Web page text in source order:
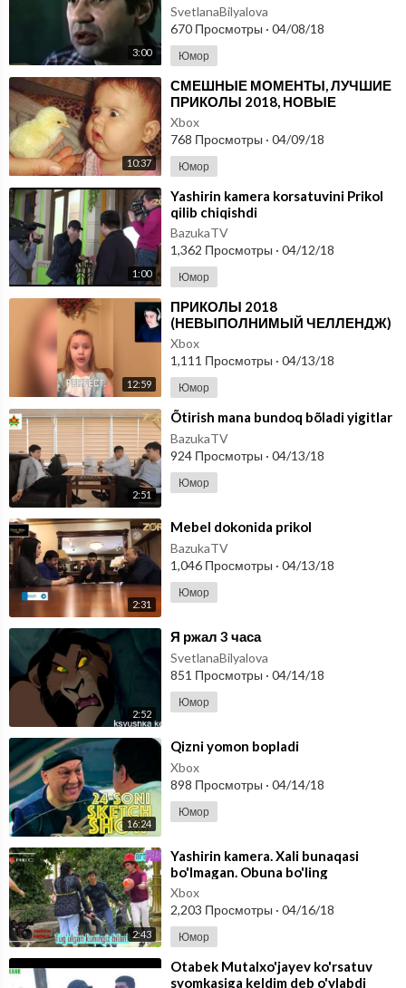
3:00
SvetlanaBilyalova
670 Просмотры · 04/08/18
Юмор
10:37
⁣СМЕШНЫЕ МОМЕНТЫ, ЛУЧШИЕ
ПРИКОЛЫ 2018, НОВЫЕ
РУССКИЕ ПРИКОЛЫ.
Xbox
768 Просмотры · 04/09/18
Юмор
1:00
⁣Yashirin kamera korsatuvini Prikol
qilib chiqishdi
BazukaTV
1,362 Просмотры · 04/12/18
Юмор
12:59
⁣ПРИКОЛЫ 2018
(НЕВЫПОЛНИМЫЙ ЧЕЛЛЕНДЖ)
Xbox
1,111 Просмотры · 04/13/18
Юмор
2:51
⁣Õtirish mana bundoq bõladi yigitlar
BazukaTV
924 Просмотры · 04/13/18
Юмор
2:31
⁣Mebel dokonida prikol
BazukaTV
1,046 Просмотры · 04/13/18
Юмор
2:52
⁣Я ржал 3 часа
SvetlanaBilyalova
851 Просмотры · 04/14/18
Юмор
16:24
⁣Qizni yomon bopladi
Xbox
898 Просмотры · 04/14/18
Юмор
2:43
⁣Yashirin kamera. Xali bunaqasi
bo'lmagan. Obuna bo'ling
Xbox
2,203 Просмотры · 04/16/18
Юмор
⁣Otabek Mutalxo'jayev ko'rsatuv
syomkasiga keldim deb o'ylabdi